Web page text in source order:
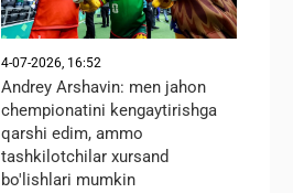
4-07-2026, 16:52
Andrey Arshavin: men jahon
chempionatini kengaytirishga
qarshi edim, ammo
tashkilotchilar xursand
bo'lishlari mumkin